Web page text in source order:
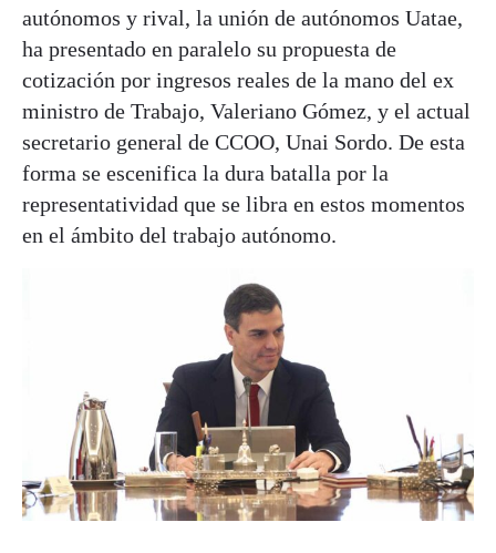
autónomos y rival, la unión de autónomos Uatae,
ha presentado en paralelo su propuesta de
cotización por ingresos reales de la mano del ex
ministro de Trabajo, Valeriano Gómez, y el actual
secretario general de CCOO, Unai Sordo. De esta
forma se escenifica la dura batalla por la
representatividad que se libra en estos momentos
en el ámbito del trabajo autónomo.